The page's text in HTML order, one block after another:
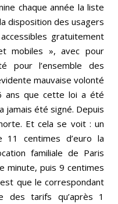
chaque année la liste
disposition des usagers
gratuitement
mobiles », avec pour
pour l’ensemble des
mauvaise volonté
ans que cette loi a été
jamais été signé. Depuis
Et cela se voit : un
11 centimes d’euro la
familiale de Paris
minute, puis 9 centimes
que le correspondant
des tarifs qu’après 1